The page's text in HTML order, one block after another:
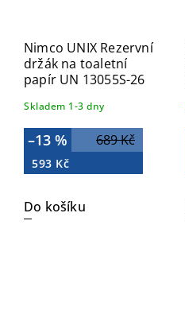
Nimco UNIX Rezervní
držák na toaletní
papír UN 13055S-26
Skladem 1-3 dny
689 Kč
–13 %
593 Kč
Do košíku